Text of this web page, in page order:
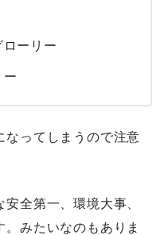
ーリー
ー
なってしまうので注意
全第一、環境大事、
みたいなのもありま